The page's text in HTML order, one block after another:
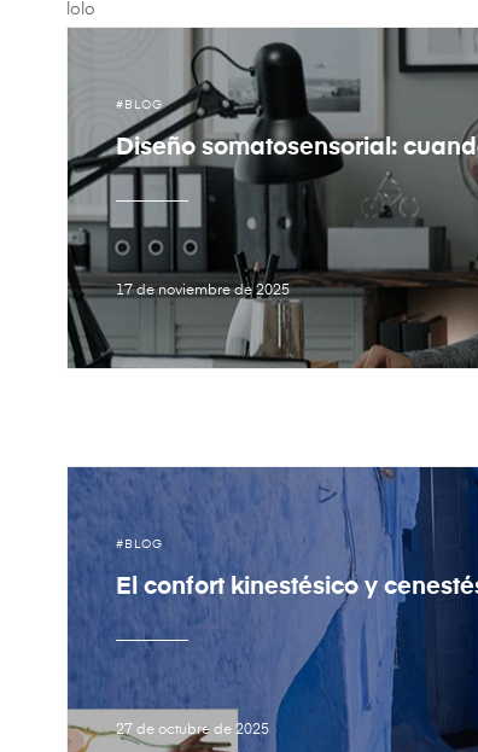
lolo
BLOG
Diseño somatosensorial:
17 de noviembre de 2025
BLOG
El confort kinestésico y
27 de octubre de 2025